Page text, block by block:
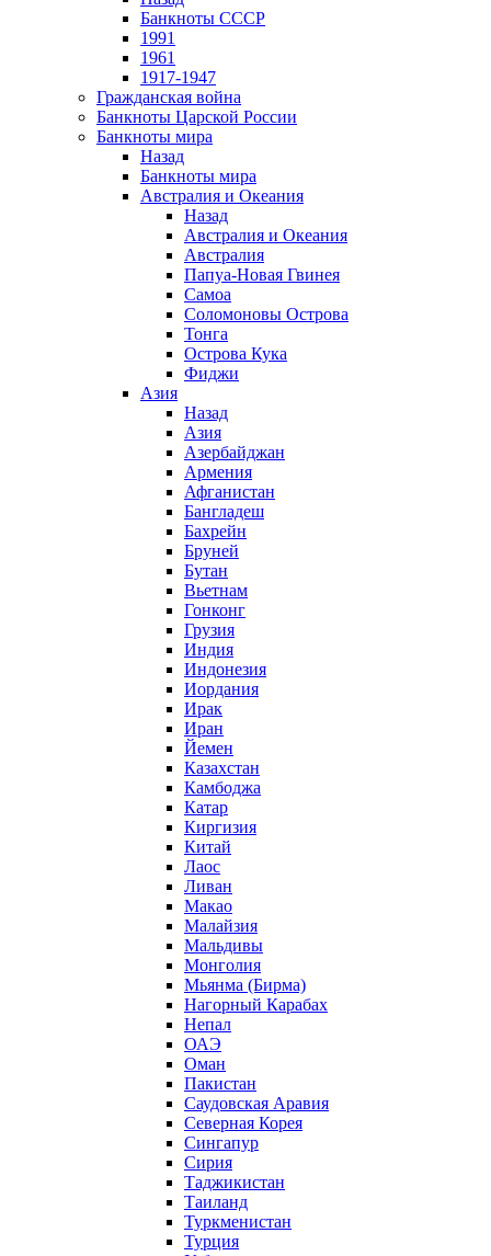
Банкноты СССР
1991
1961
1917-1947
Гражданская война
Банкноты Царской России
Банкноты мира
Назад
Банкноты мира
Австралия и Океания
Назад
Австралия и Океания
Австралия
Папуа-Новая Гвинея
Самоа
Соломоновы Острова
Тонга
Острова Кука
Фиджи
Азия
Назад
Азия
Азербайджан
Армения
Афганистан
Бангладеш
Бахрейн
Бруней
Бутан
Вьетнам
Гонконг
Грузия
Индия
Индонезия
Иордания
Ирак
Иран
Йемен
Казахстан
Камбоджа
Катар
Киргизия
Китай
Лаос
Ливан
Макао
Малайзия
Мальдивы
Монголия
Мьянма (Бирма)
Нагорный Карабах
Непал
ОАЭ
Оман
Пакистан
Саудовская Аравия
Северная Корея
Сингапур
Сирия
Таджикистан
Таиланд
Туркменистан
Турция